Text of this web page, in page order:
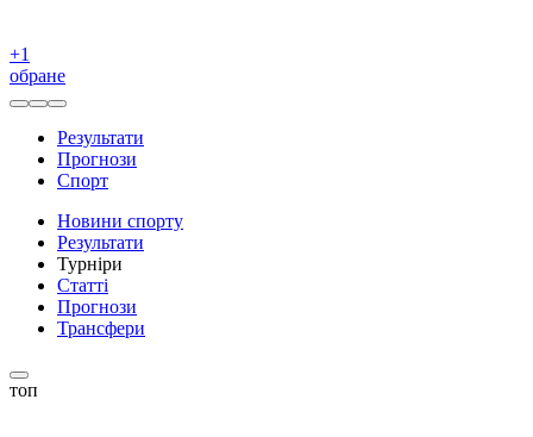
+1
обране
Результати
Прогнози
Спорт
Новини спорту
Результати
Турніри
Статті
Прогнози
Трансфери
топ